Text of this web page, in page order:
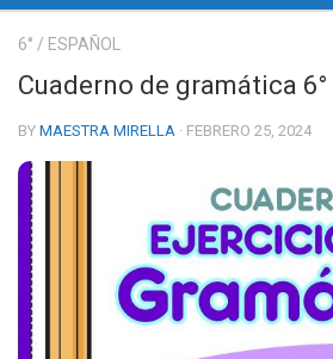
6° / ESPAÑOL
Cuaderno de gramática
BY MAESTRA MIRELLA · FEBRERO 25, 2024